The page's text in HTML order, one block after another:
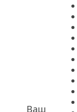
Ваш